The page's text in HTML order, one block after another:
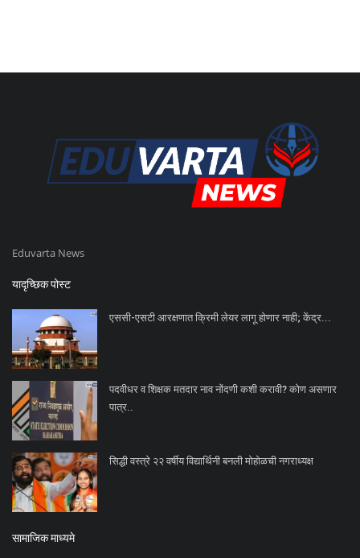
Eduvarta News
यादृच्छिक पोस्ट
एससी-एसटी आरक्षणात क्रिमी लेयर लागू होणार नाही; केंद्र...
पदवीधर व शिक्षक मतदार नाव नोंदणी कशी करावी? कोण असणार
पात्र..
सिद्धी वस्त्रे २२ वर्षीय विद्यार्थिनी बनली मोहोळची नगराध्यक्ष
सामाजिक माध्यमे